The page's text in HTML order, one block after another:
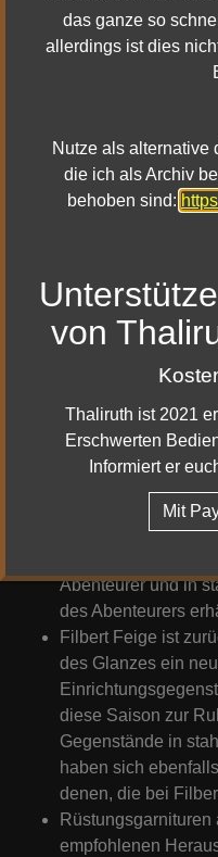
Abenteurer-
wird, hat nun
an.
Die folgenden
Rüstung der Bestie
Bollwerks von Glân
donnerhallenden
Klaue, Rüstung
Die inspirierte
durch Winterkälte“
wurde
Talgefertigte (Stufe
Abenteurer und in
des Abenteurers
Filbert Feige ist
des Glanzes ein
diese Saison zur
Gegenstände in
haben sich
denen, die bei
empfohlenen
das ganze so
allerdings ist dies
Nutze als alternative
die ich als Archiv
behoben sind:
von
Thaliruth ist 2021
Erschwerten
Informiert er
Mit